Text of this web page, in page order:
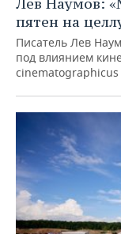
Лев Наумов:
пятен на
Писатель Лев
под влиянием
cinematographicus